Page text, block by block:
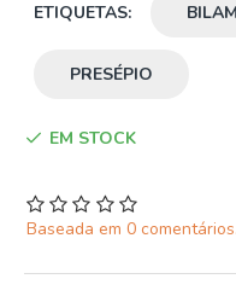
ETIQUETAS:
PRESÉPIO
EM STOCK
Baseada em 0 comentários.